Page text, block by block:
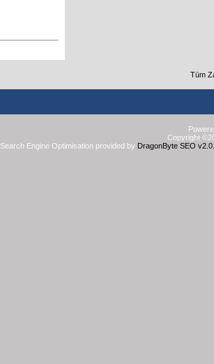
Tüm
Copyright
Search Engine Optimisation provided by DragonByte SEO